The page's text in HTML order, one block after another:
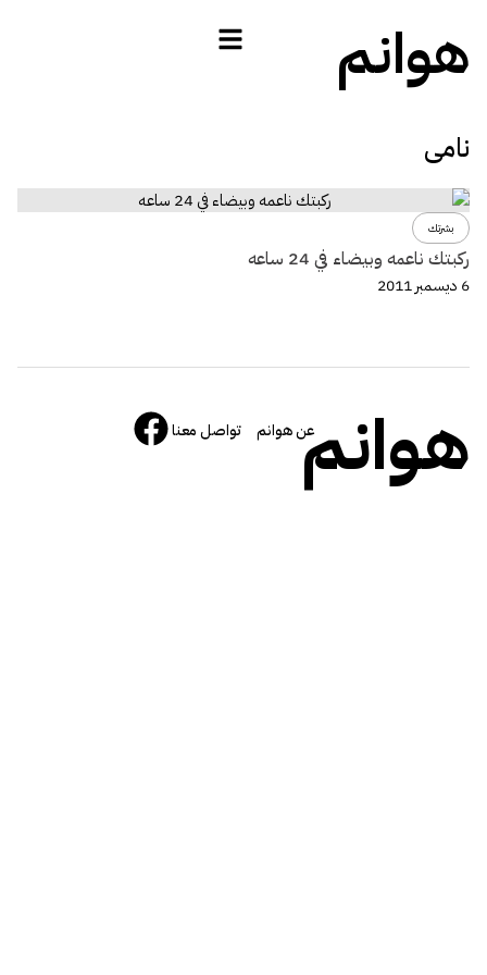
هوانم
نامى
بشرتك
ركبتك ناعمه وبيضاء في 24 ساعه
6 ديسمبر 2011
هوانمعن هوانم تواصل معنا